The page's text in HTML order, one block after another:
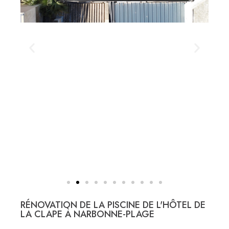
RÉNOVATION DE LA PISCINE DE L'HÔTEL DE
LA CLAPE À NARBONNE-PLAGE